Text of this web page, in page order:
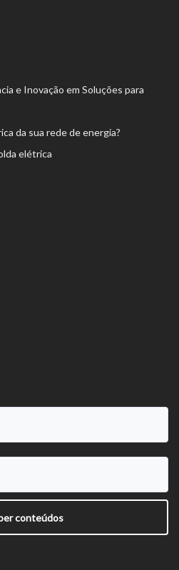
e Inovação em Soluções para
da sua rede de energia?
elétrica